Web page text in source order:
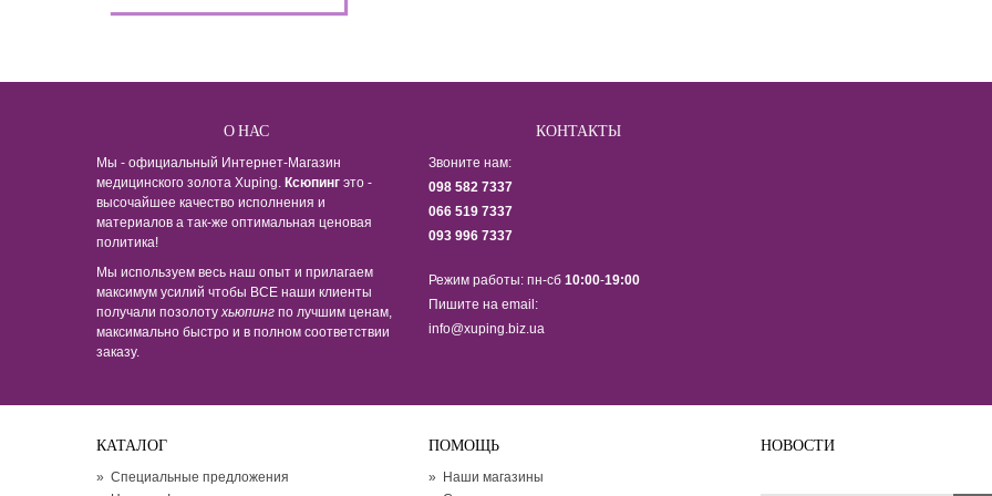
О НАС
Мы - официальный Интернет-Магазин
медицинского золота Xuping. Ксюпинг это -
высочайшее качество исполнения и
материалов а так-же оптимальная ценовая
политика!
Мы используем весь наш опыт и прилагаем
максимум усилий чтобы ВСЕ наши клиенты
получали позолотухьюпинг по лучшим ценам,
максимально быстро и в полном соответствии
заказу.
КОНТАКТЫ
Звоните нам:
098 582 7337
066 519 7337
093 996 7337
Режим работы: пн-сб 10:00-19:00
Пишите на email:
info@xuping.biz.ua
КАТАЛОГ
» Специальные предложения
ПОМОЩЬ
»
Наши магазины
НОВОСТИ